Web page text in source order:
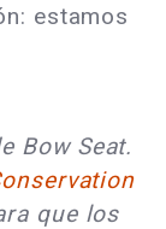
estamos
Bow Seat.
que los